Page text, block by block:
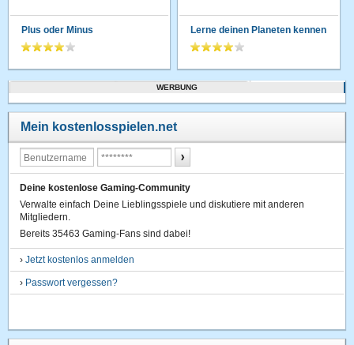
Plus oder Minus Lerne deinen Planeten kennen
WERBUNG
Mein kostenlosspielen.net
Deine kostenlose Gaming-Community
Verwalte einfach Deine Lieblingsspiele und diskutiere mit anderen
Mitgliedern.
Bereits 35463 Gaming-Fans sind dabei!
›Jetzt kostenlos anmelden
› Passwort vergessen?